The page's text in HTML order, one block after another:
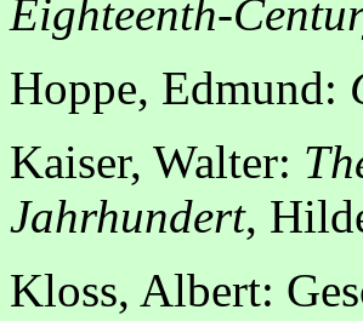
Eighteenth-
Hoppe, Edmund:
Kaiser, Walter:
Jahrhundert,
Kloss, Albert: